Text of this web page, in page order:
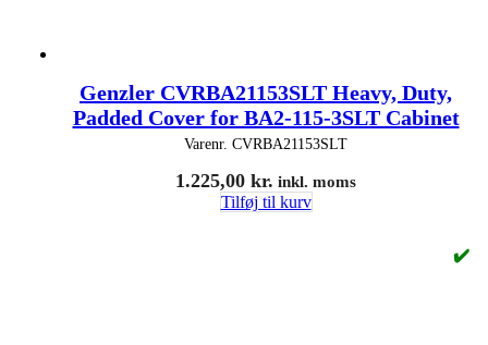
Genzler CVRBA21153SLT Heavy, Duty,
Padded Cover for BA2-115-3SLT Cabinet
Varenr. CVRBA21153SLT
1.225,00 kr. inkl. moms
Tilføj til kurv
✔️